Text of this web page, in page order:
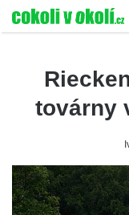
továrny